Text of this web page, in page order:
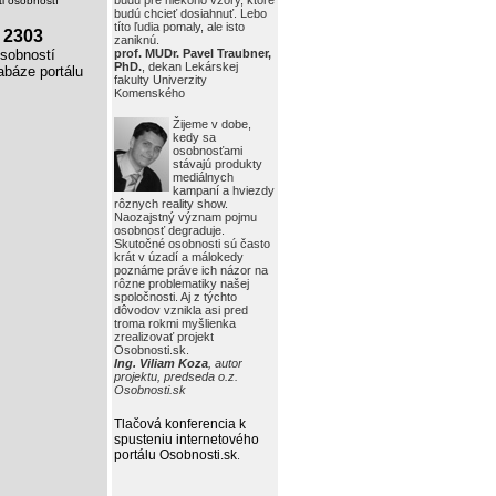
budú chcieť dosiahnuť. Lebo
títo ľudia pomaly, ale isto
zaniknú.
prof. MUDr. Pavel Traubner,
PhD. , dekan Lekárskej
fakulty Univerzity
Komenského
Žijeme v dobe,
kedy sa
osobnosťami
stávajú produkty
mediálnych
kampaní a hviezdy
rôznych reality show.
Naozajstný význam pojmu
osobnosť degraduje.
Skutočné osobnosti sú často
krát v úzadí a málokedy
poznáme práve ich názor na
rôzne problematiky našej
spoločnosti. Aj z týchto
dôvodov vznikla asi pred
troma rokmi myšlienka
zrealizovať projekt
Osobnosti.sk.
Ing. Viliam Koza , autor
projektu, predseda o.z.
Osobnosti.sk
Tlačová konferencia k
spusteniu internetového
portálu Osobnosti.sk
2303
portálu